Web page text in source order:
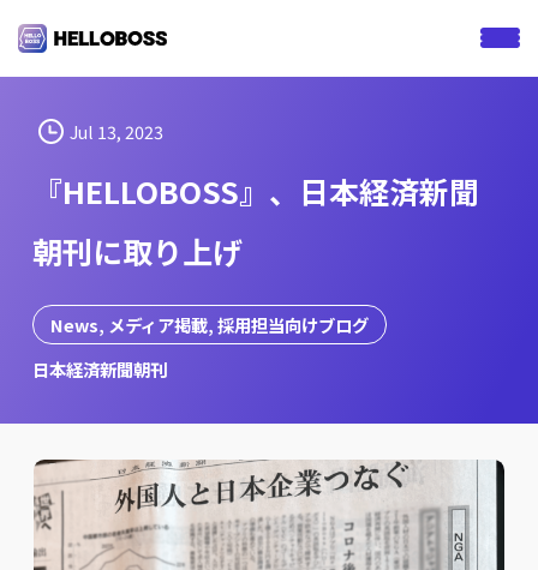
i
Jul 13, 2023
『HELLOBOSS』、日本経済新聞
朝刊に取り上げ
News, メディア掲載, 採用担当向けブログ
日本経済新聞朝刊